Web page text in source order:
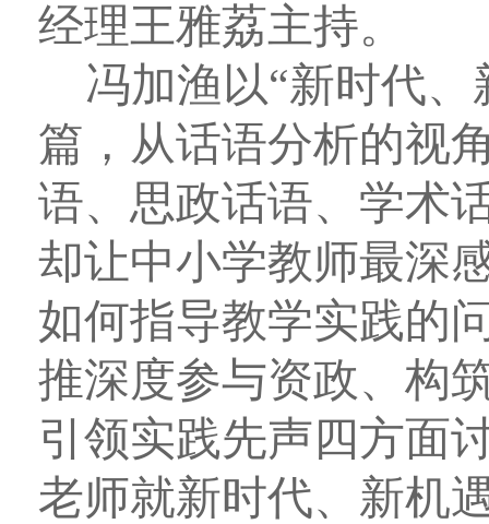
经理王雅荔主持。
冯加渔以“新时代
篇，从话语分析的视
语、思政话语、学术
却让中小学教师最深
如何指导教学实践的
推深度参与资政、构
引领实践先声四方面
老师就新时代、新机